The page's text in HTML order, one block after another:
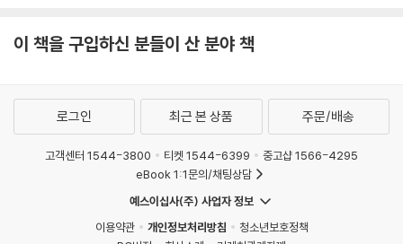
이 책을 구입하신 분들이 산 분야 책
로그인 최근 본 상품 주문/배송
고객센터 1544-3800 티켓 1544-6399
중고샵 1566-4295
eBook 1:1문의/채팅상담
예스이십사(주) 사업자 정보
이용약관
개인정보처리방침
청소년보호정책